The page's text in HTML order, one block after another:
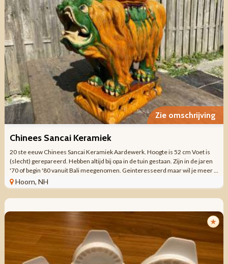
Zie omschrijving
Chinees Sancai Keramiek
20 ste eeuw Chinees Sancai Keramiek Aardewerk. Hoogte is 52 cm Voet is
(slecht) gerepareerd. Hebben altijd bij opa in de tuin gestaan. Zijn in de jaren
'70 of begin '80 vanuit Bali meegenomen. Geinteresseerd maar wil je meer ...
Hoorn, NH
★